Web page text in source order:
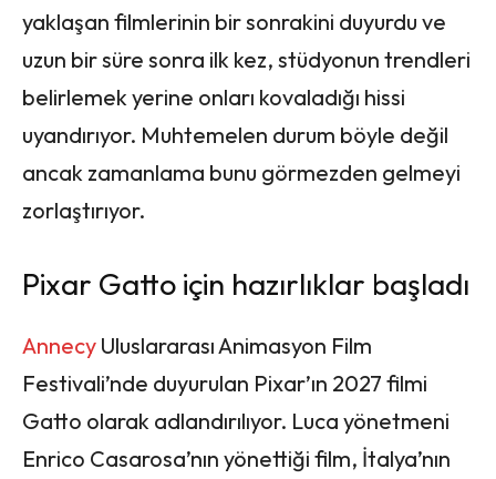
yaklaşan filmlerinin bir sonrakini duyurdu ve
uzun bir süre sonra ilk kez, stüdyonun trendleri
belirlemek yerine onları kovaladığı hissi
uyandırıyor. Muhtemelen durum böyle değil
ancak zamanlama bunu görmezden gelmeyi
zorlaştırıyor.
Pixar Gatto için hazırlıklar başladı
Annecy Uluslararası Animasyon Film
Festivali’nde duyurulan Pixar’ın 2027 filmi
Gatto olarak adlandırılıyor. Luca yönetmeni
Enrico Casarosa’nın yönettiği film, İtalya’nın